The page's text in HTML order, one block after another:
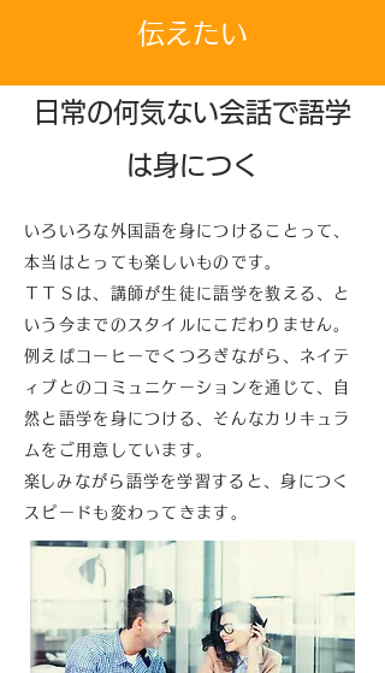
伝えたい
​日常の何気ない会話で語学
は身につく
いろいろな外国語を身につけることって、
本当はとっても楽しいものです。
ＴＴＳは、講師が生徒に語学を教える、と
いう今までのスタイルにこだわりません。
例えばコーヒーでくつろぎながら、ネイテ
ィブとのコミュニケーションを通じて、自
然と語学を身につける、そんなカリキュラ
ムをご用意しています。
​楽しみながら語学を学習すると、身につく
スピードも変わってきます。